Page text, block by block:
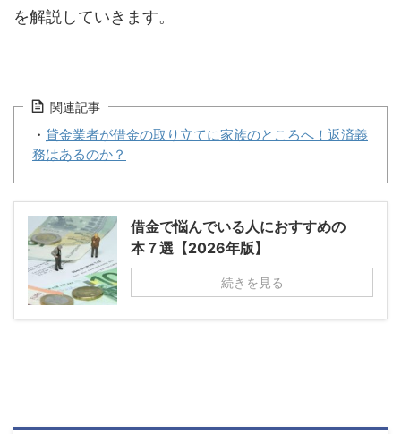
を解説していきます。
関連記事
・ 貸金業者が借金の取り立てに家族のところへ！返済義
務はあるのか？
借金で悩んでいる人におすすめの
本７選【2026年版】
続きを見る